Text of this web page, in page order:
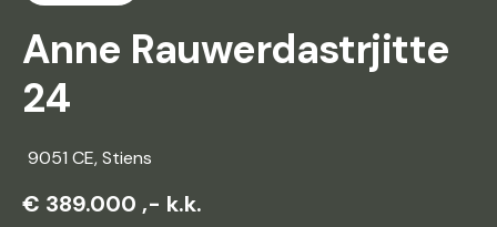
Anne Rauwerdastrjitte
24
9051 CE, Stiens
€ 389.000 ,- k.k.